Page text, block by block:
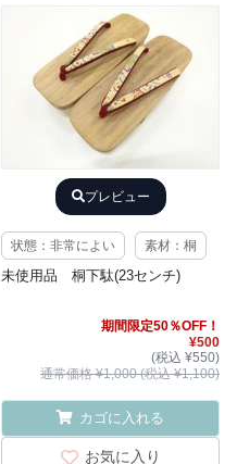
プレビュー
状態：非常によい 素材：桐
未使用品 桐下駄(23センチ)
期間限定50％OFF！
¥500
(税込 ¥550)
通常価格 ¥1,000 (税込 ¥1,100)
カゴに入れる
お気に入り